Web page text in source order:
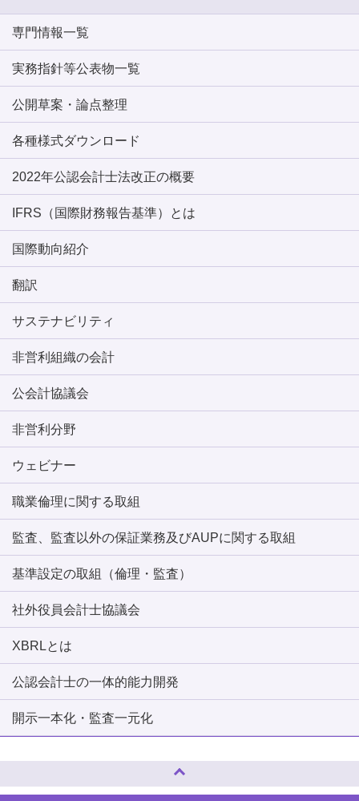
専門情報一覧
実務指針等公表物一覧
公開草案・論点整理
各種様式ダウンロード
2022年公認会計士法改正の概要
IFRS（国際財務報告基準）とは
国際動向紹介
翻訳
サステナビリティ
非営利組織の会計
公会計協議会
非営利分野
ウェビナー
職業倫理に関する取組
監査、監査以外の保証業務及びAUPに関する取組
基準設定の取組（倫理・監査）
社外役員会計士協議会
XBRLとは
公認会計士の一体的能力開発
開示一本化・監査一元化